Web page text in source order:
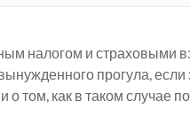
налогом и страховыми
прогула, если
том, как в таком случае